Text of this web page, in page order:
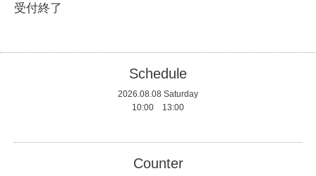
受付終了
Schedule
2026.08.08 Saturday
10:00 13:00
Counter